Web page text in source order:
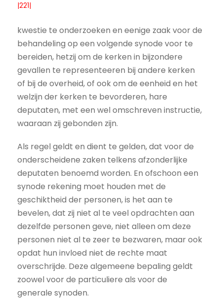
|221|
kwestie te onderzoeken en eenige zaak voor de
behandeling op een volgende synode voor te
bereiden, hetzij om de kerken in bijzondere
gevallen te representeeren bij andere kerken
of bij de overheid, of ook om de eenheid en het
welzijn der kerken te bevorderen, hare
deputaten, met een wel omschreven instructie,
waaraan zij gebonden zijn.
Als regel geldt en dient te gelden, dat voor de
onderscheidene zaken telkens afzonderlijke
deputaten benoemd worden. En ofschoon een
synode rekening moet houden met de
geschiktheid der personen, is het aan te
bevelen, dat zij niet al te veel opdrachten aan
dezelfde personen geve, niet alleen om deze
personen niet al te zeer te bezwaren, maar ook
opdat hun invloed niet de rechte maat
overschrijde. Deze algemeene bepaling geldt
zoowel voor de particuliere als voor de
generale synoden.